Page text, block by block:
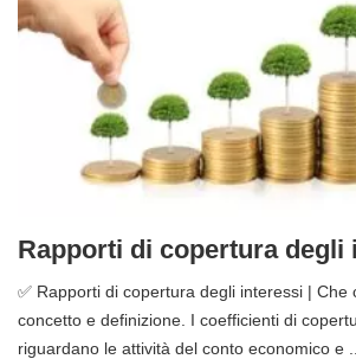
Rapporti di copertura degli
✅ Rapporti di copertura degli interessi | Che
concetto e definizione. I coefficienti di
riguardano le attività del conto economico e